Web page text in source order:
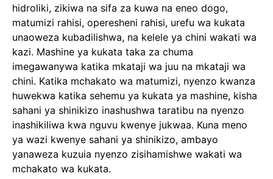
hidroliki, zikiwa na sifa za kuwa na eneo dogo,
matumizi rahisi, operesheni rahisi, urefu wa kukata
unaoweza kubadilishwa, na kelele ya chini wakati wa
kazi. Mashine ya kukata taka za chuma
imegawanywa katika mkataji wa juu na mkataji wa
chini. Katika mchakato wa matumizi, nyenzo kwanza
huwekwa katika sehemu ya kukata ya mashine, kisha
sahani ya shinikizo inashushwa taratibu na nyenzo
inashikiliwa kwa nguvu kwenye jukwaa. Kuna meno
ya wazi kwenye sahani ya shinikizo, ambayo
yanaweza kuzuia nyenzo zisihamishwe wakati wa
mchakato wa kukata.